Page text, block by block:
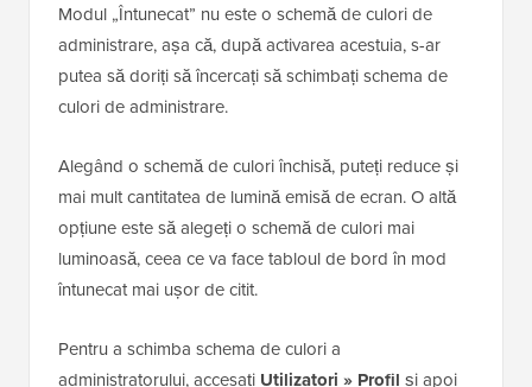
Modul „Întunecat” nu este o schemă de culori de
administrare, așa că, după activarea acestuia, s-ar
putea să doriți să încercați să schimbați schema de
culori de administrare.
Alegând o schemă de culori închisă, puteți reduce și
mai mult cantitatea de lumină emisă de ecran. O altă
opțiune este să alegeți o schemă de culori mai
luminoasă, ceea ce va face tabloul de bord în mod
întunecat mai ușor de citit.
Pentru a schimba schema de culori a
administratorului, accesați Utilizatori » Profil și apoi